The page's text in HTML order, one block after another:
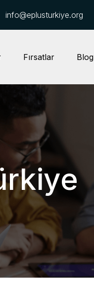
info@eplusturkiye.org
Fırsatlar Blog